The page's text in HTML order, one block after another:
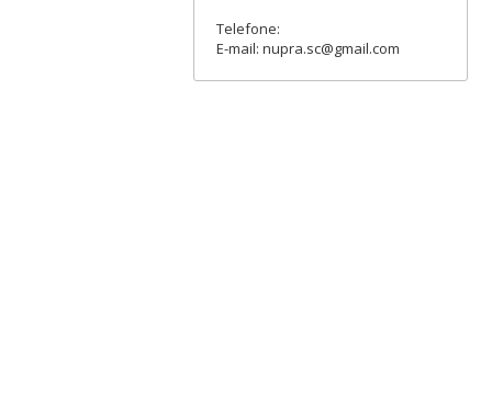
Telefone:
E-mail: nupra.sc@gmail.com